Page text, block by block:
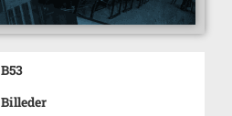
B53
Billeder